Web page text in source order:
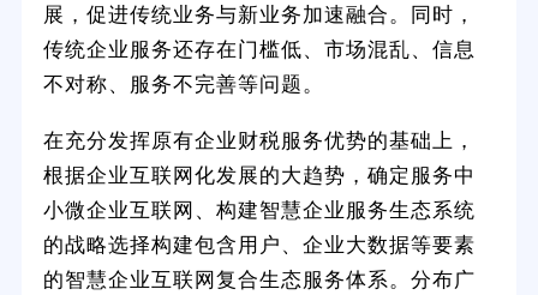
展，促进传统业务与新业务加速融合。同时，
传统企业服务还存在门槛低、市场混乱、信息
不对称、服务不完善等问题。
在充分发挥原有企业财税服务优势的基础上，
根据企业互联网化发展的大趋势，确定服务中
小微企业互联网、构建智慧企业服务生态系统
的战略选择构建包含用户、企业大数据等要素
的智慧企业互联网复合生态服务体系。分布广